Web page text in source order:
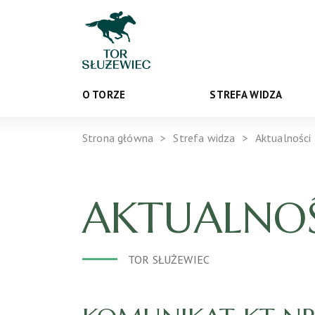
O TORZE STREFA WIDZA
Strona główna Strefa widza Aktualności
TOR SŁUŻEWIEC